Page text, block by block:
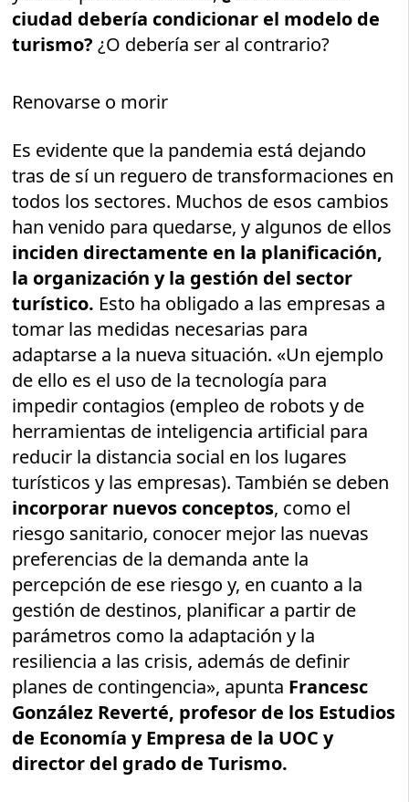
ciudad debería condicionar el modelo de
turismo? ¿O debería ser al contrario?
Renovarse o morir
Es evidente que la pandemia está dejando
tras de sí un reguero de transformaciones en
todos los sectores. Muchos de esos cambios
han venido para quedarse, y algunos de ellos
inciden directamente en la planificación,
la organización y la gestión del sector
turístico. Esto ha obligado a las empresas a
tomar las medidas necesarias para
adaptarse a la nueva situación. «Un ejemplo
de ello es el uso de la tecnología para
impedir contagios (empleo de robots y de
herramientas de inteligencia artificial para
reducir la distancia social en los lugares
turísticos y las empresas). También se deben
incorporar nuevos conceptos, como el
riesgo sanitario, conocer mejor las nuevas
preferencias de la demanda ante la
percepción de ese riesgo y, en cuanto a la
gestión de destinos, planificar a partir de
parámetros como la adaptación y la
resiliencia a las crisis, además de definir
planes de contingencia», apunta Francesc
González Reverté, profesor de los Estudios
de Economía y Empresa de la UOC y
director del grado de Turismo.